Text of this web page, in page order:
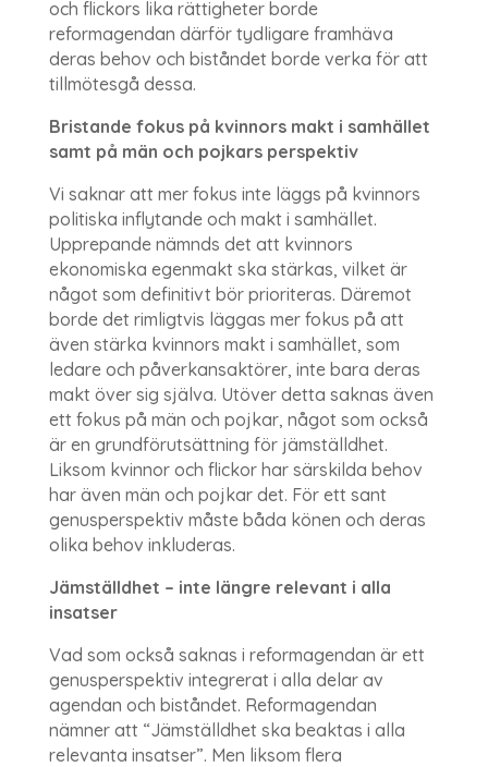
och flickors lika rättigheter borde
reformagendan därför tydligare framhäva
deras behov och biståndet borde verka för att
tillmötesgå dessa.
Bristande fokus på kvinnors makt i samhället
samt på män och pojkars perspektiv
Vi saknar att mer fokus inte läggs på kvinnors
politiska inflytande och makt i samhället.
Upprepande nämnds det att kvinnors
ekonomiska egenmakt ska stärkas, vilket är
något som definitivt bör prioriteras. Däremot
borde det rimligtvis läggas mer fokus på att
även stärka kvinnors makt i samhället, som
ledare och påverkansaktörer, inte bara deras
makt över sig själva. Utöver detta saknas även
ett fokus på män och pojkar, något som också
är en grundförutsättning för jämställdhet.
Liksom kvinnor och flickor har särskilda behov
har även män och pojkar det. För ett sant
genusperspektiv måste båda könen och deras
olika behov inkluderas.
Jämställdhet – inte längre relevant i alla
insatser
Vad som också saknas i reformagendan är ett
genusperspektiv integrerat i alla delar av
agendan och biståndet. Reformagendan
nämner att “Jämställdhet ska beaktas i alla
relevanta insatser”. Men liksom flera